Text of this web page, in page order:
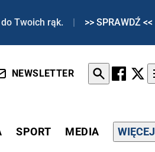
Twoich rąk. | >> SPRAWDŹ <<
NEWSLETTER
SPORT MEDIA WIĘCEJ